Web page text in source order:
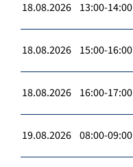
18.08.2026 13:00-14:00
18.08.2026 15:00-16:00
18.08.2026 16:00-17:00
19.08.2026 08:00-09:00